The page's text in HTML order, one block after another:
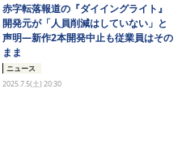
赤字転落報道の『ダイイングライト』
開発元が「人員削減はしていない」と
声明―新作2本開発中止も従業員はその
まま
ニュース
2025.7.5(土) 20:30